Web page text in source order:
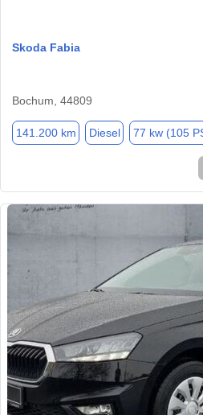
Skoda Fabia
Bochum, 44809
141.200 km Diesel 77 kw (105